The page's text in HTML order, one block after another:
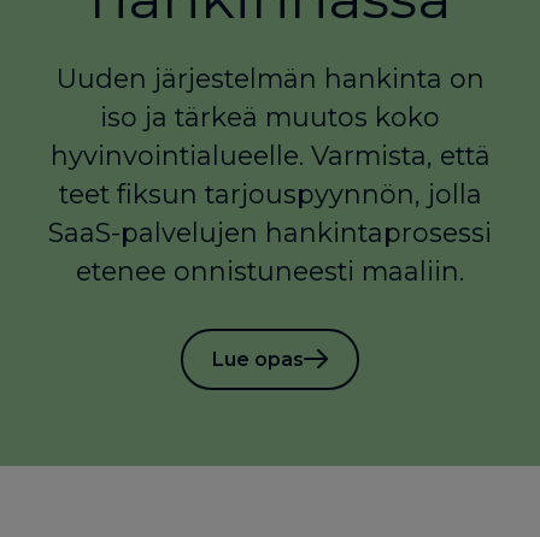
Uuden järjestelmän hankinta on
iso ja tärkeä muutos koko
hyvinvointialueelle. Varmista, että
teet fiksun tarjouspyynnön, jolla
SaaS-palvelujen hankintaprosessi
etenee onnistuneesti maaliin.
Lue opas